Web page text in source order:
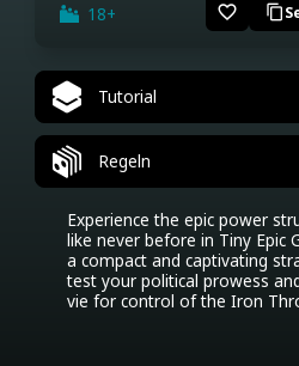
18+
favorite_border content_copy
Tutorial
Regeln
Experience the epic power
like never before in Tiny Epic
a compact and captivating
test your political prowess
vie for control of the Iron